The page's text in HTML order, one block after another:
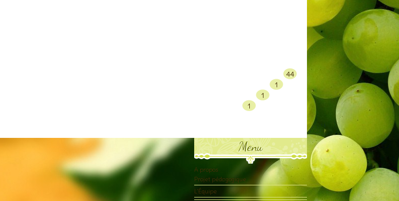
44
1
1
1
Menu
A propos
Projet pédagogique
L’Équipe